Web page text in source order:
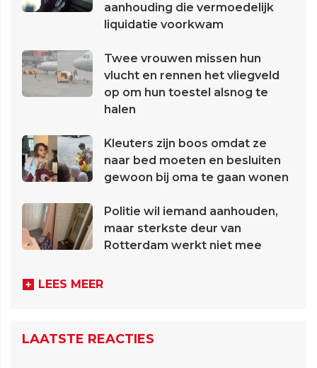
aanhouding die vermoedelijk
liquidatie voorkwam
Twee vrouwen missen hun
vlucht en rennen het vliegveld
op om hun toestel alsnog te
halen
Kleuters zijn boos omdat ze
naar bed moeten en besluiten
gewoon bij oma te gaan wonen
Politie wil iemand aanhouden,
maar sterkste deur van
Rotterdam werkt niet mee
LEES MEER
LAATSTE REACTIES